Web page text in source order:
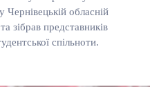
обласній
зібрав представників
спільноти.